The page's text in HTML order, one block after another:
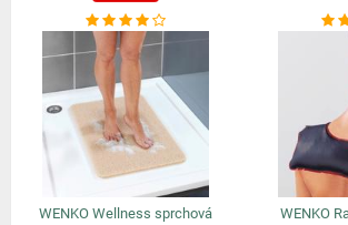
WENKO Wellness sprchová
WENKO